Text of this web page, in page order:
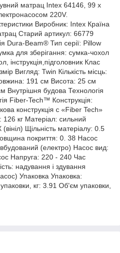
матрац Intex 64146, 99 x
220V.
Виробник: Intex Країна
Старий артикул: 66779
Dura-Beam® Тип серії: Pillow
для зберігання: сумка-чохол
інструкція,підголовник Клас
Вигляд: Twin Кількість місць:
191 см Висота: 25 см
Внутрішня будова Технологія
Fiber-Tech™ Конструкція:
конструкція c «Fiber Tech»
кг Матеріал: сильний
Щільність матеріалу: 0.5
покриття: 0. 38 Насос
(електро) Насос вид:
Напруга: 220 - 240 Час
надування і здування
Упаковка Упаковка:
кг: 3.91 Об'єм упаковки,